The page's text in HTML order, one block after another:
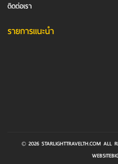
ติดต่อเรา
รายการแนะนำ
© 2026 STARLIGHTTRAVELTH.COM ALL